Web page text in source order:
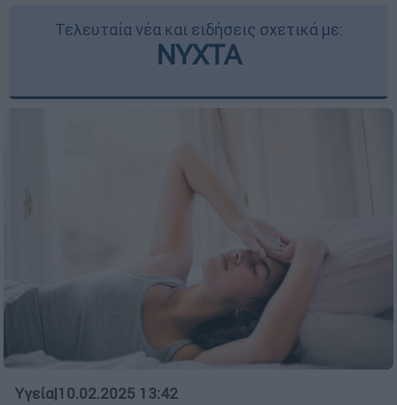
Τελευταία νέα και ειδήσεις σχετικά με:
ΝΥΧΤΑ
Υγεία|10.02.2025 13:42